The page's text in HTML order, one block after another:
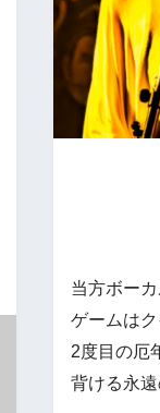
当方ボーカ
ゲームはク
2度目の厄
背ける永遠